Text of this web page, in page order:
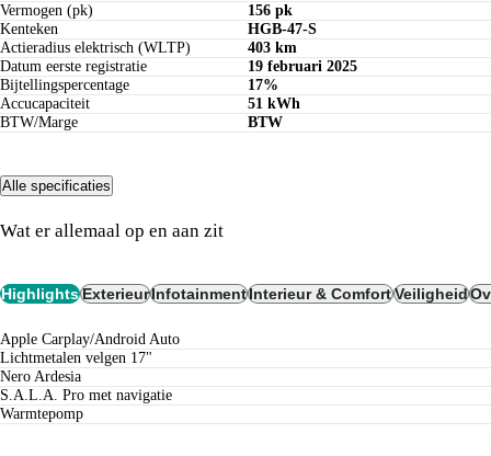
Vermogen (pk)
156 pk
Kenteken
HGB-47-S
Actieradius elektrisch (WLTP)
403 km
Datum eerste registratie
19 februari 2025
Bijtellingspercentage
17%
Accucapaciteit
51 kWh
BTW/Marge
BTW
Alle specificaties
Wat er allemaal op en aan zit
HighlightsExterieurInfotainmentInterieur & ComfortVeiligheid
Apple Carplay/Android Auto
lichtmetalen velgen 17"
Nero Ardesia
S.A.L.A. Pro met navigatie
warmtepomp